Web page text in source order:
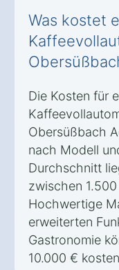
Was kostet
Die Kosten für
Obersüßbach
nach Modell
Durchschnitt
zwischen
Hochwertige
erweiterten
Gastronomie
10.000 €